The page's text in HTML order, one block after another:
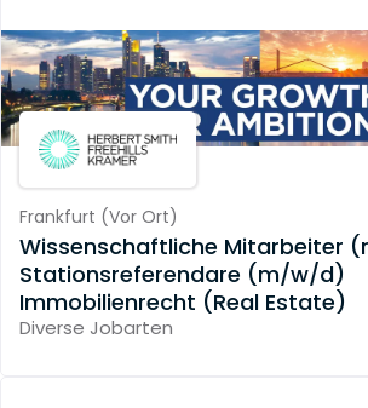
Frankfurt (Vor Ort)
Wissenschaftliche Mitarbeiter
Stationsreferendare (m/w/d)
Immobilienrecht (Real Estate)
Diverse Jobarten